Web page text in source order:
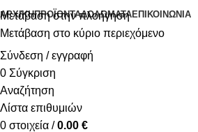
Μετάβαση στην πλοήγηση
Μετάβαση στο κύριο περιεχόμενο
ΑΡΧΙΚΉΠΡΟΪΌΝΤΑΔΟΛΏΜΑΤΑΕΠΙΚΟΙΝΩΝΊΑ
Σύνδεση / εγγραφή
0 Σύγκριση
Αναζήτηση
Λίστα επιθυμιών
0 στοιχεία / 0.00 €